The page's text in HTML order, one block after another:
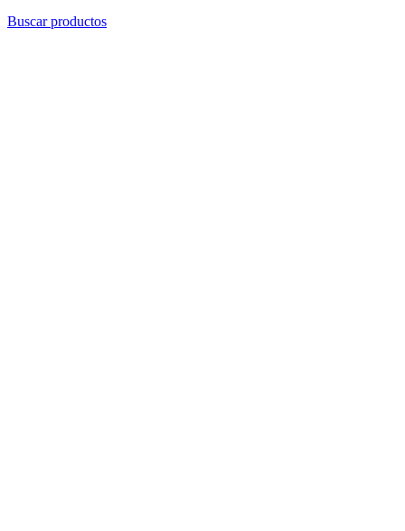
Buscar productos